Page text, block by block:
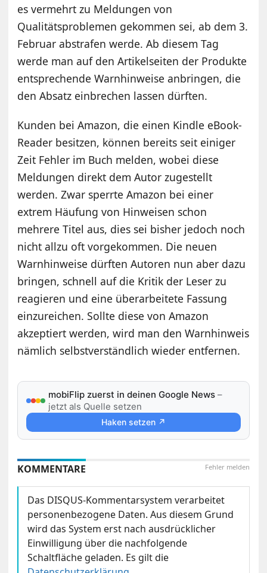
es vermehrt zu Meldungen von
Qualitätsproblemen gekommen sei, ab dem 3.
Februar abstrafen werde. Ab diesem Tag
werde man auf den Artikelseiten der Produkte
entsprechende Warnhinweise anbringen, die
den Absatz einbrechen lassen dürften.
Kunden bei Amazon, die einen Kindle eBook-
Reader besitzen, können bereits seit einiger
Zeit Fehler im Buch melden, wobei diese
Meldungen direkt dem Autor zugestellt
werden. Zwar sperrte Amazon bei einer
extrem Häufung von Hinweisen schon
mehrere Titel aus, dies sei bisher jedoch noch
nicht allzu oft vorgekommen. Die neuen
Warnhinweise dürften Autoren nun aber dazu
bringen, schnell auf die Kritik der Leser zu
reagieren und eine überarbeitete Fassung
einzureichen. Sollte diese von Amazon
akzeptiert werden, wird man den Warnhinweis
nämlich selbstverständlich wieder entfernen.
mobiFlip zuerst in deinen Google News –
jetzt als Quelle setzen
Haken setzen ↗
Fehler melden
KOMMENTARE
Das DISQUS-Kommentarsystem verarbeitet
personenbezogene Daten. Aus diesem Grund
wird das System erst nach ausdrücklicher
Einwilligung über die nachfolgende
Schaltfläche geladen. Es gilt die